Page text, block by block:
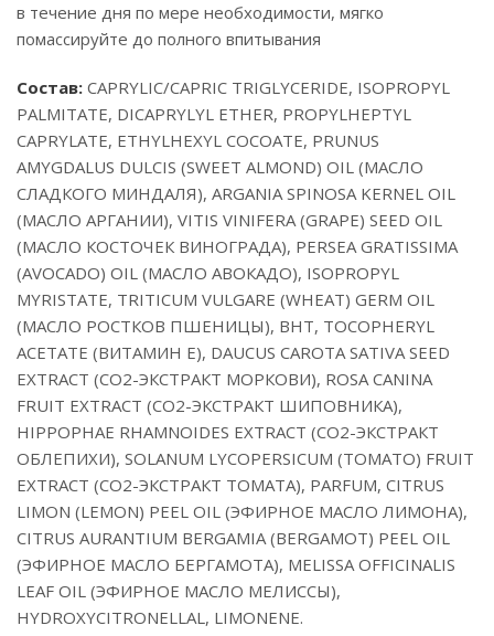
в течение дня по мере необходимости, мягко
помассируйте до полного впитывания
Состав: CAPRYLIC/CAPRIC TRIGLYCERIDE, ISOPROPYL
PALMITATE, DICAPRYLYL ETHER, PROPYLHEPTYL
CAPRYLATE, ETHYLHEXYL COCOATE, PRUNUS
AMYGDALUS DULCIS (SWEET ALMOND) OIL (МАСЛО
СЛАДКОГО МИНДАЛЯ), ARGANIA SPINOSA KERNEL OIL
(МАСЛО АРГАНИИ), VITIS VINIFERA (GRAPE) SEED OIL
(МАСЛО КОСТОЧЕК ВИНОГРАДА), PERSEA GRATISSIMA
(AVOCADO) OIL (МАСЛО АВОКАДО), ISOPROPYL
MYRISTATE, TRITICUM VULGARE (WHEAT) GERM OIL
(МАСЛО РОСТКОВ ПШЕНИЦЫ), BHT, TOCOPHERYL
ACETATE (ВИТАМИН Е), DAUCUS CAROTA SATIVA SEED
EXTRACT (СО2-ЭКСТРАКТ МОРКОВИ), ROSA CANINA
FRUIT EXTRACT (СО2-ЭКСТРАКТ ШИПОВНИКА),
HIPPOPHAE RHAMNOIDES EXTRACT (СО2-ЭКСТРАКТ
ОБЛЕПИХИ), SOLANUM LYCOPERSICUM (TOMATO) FRUIT
EXTRACT (СО2-ЭКСТРАКТ ТОМАТА), PARFUM, CITRUS
LIMON (LEMON) PEEL OIL (ЭФИРНОЕ МАСЛО ЛИМОНА),
CITRUS AURANTIUM BERGAMIA (BERGAMOT) PEEL OIL
(ЭФИРНОЕ МАСЛО БЕРГАМОТА), MELISSA OFFICINALIS
LEAF OIL (ЭФИРНОЕ МАСЛО МЕЛИССЫ),
HYDROXYCITRONELLAL, LIMONENE.